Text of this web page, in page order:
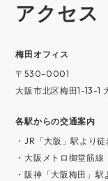
アクセス
梅⽥オフィス
〒530-0001
大阪市北区梅田1-13-1
各駅からの交通案内
・JR「大阪」駅より
・大阪メトロ御堂筋
・阪神「大阪梅田」駅